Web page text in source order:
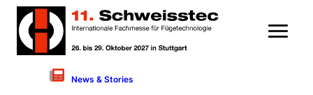
News & Stories